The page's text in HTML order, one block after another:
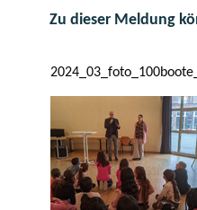
Zu dieser Meldung